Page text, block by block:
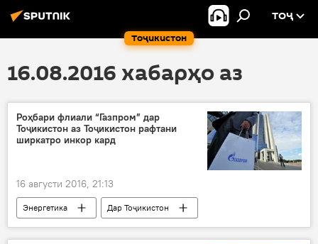
Тоҷикистон
ТОҶ
16.08.2016 хабарҳо аз
Роҳбари флиали “Газпром” дар
Тоҷикистон аз Тоҷикистон рафтани
ширкатро инкор кард
16 августи 2016, 21:13
Энергетика
Дар Тоҷикистон
Ҳамаи хабарҳо
Игор Шаталов